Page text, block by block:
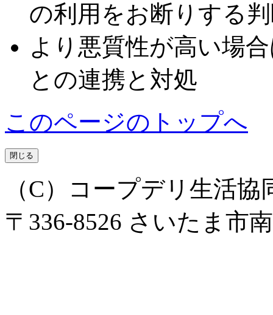
の利用をお断りする
より悪質性が高い場
との連携と対処
このページのトップへ
（C）コープデリ生活
〒336-8526 さいたま市